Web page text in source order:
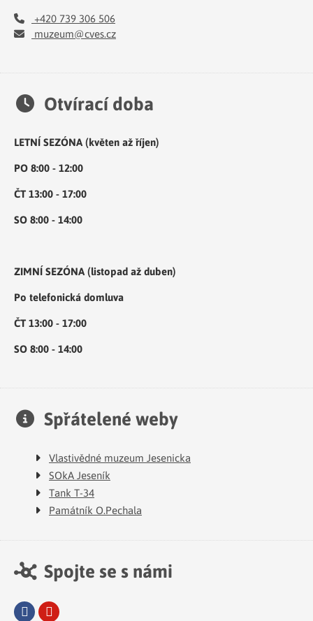
+420 739 306 506
muzeum@cves.cz
Otvírací doba
LETNÍ SEZÓNA (květen až říjen)
PO 8:00 - 12:00
ČT 13:00 - 17:00
SO 8:00 - 14:00
ZIMNÍ SEZÓNA (listopad až duben)
Po telefonická domluva
ČT 13:00 - 17:00
SO 8:00 - 14:00
Spřátelené weby
Vlastivědné muzeum Jesenicka
SOkA Jeseník
Tank T-34
Památník O.Pechala
Spojte se s námi
Facebook